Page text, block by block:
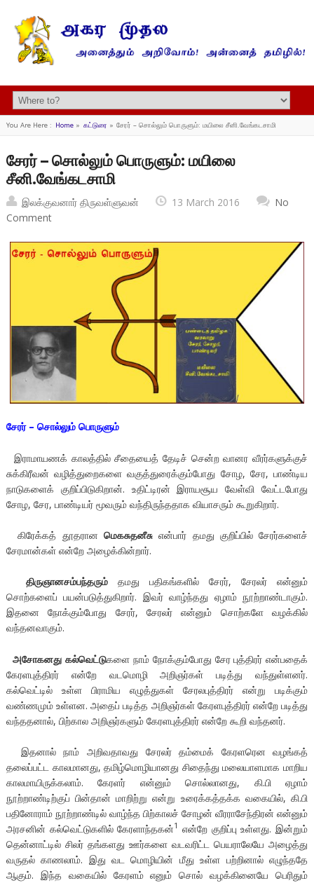
You Are Here : Home» கட்டுரை » சேரர் – சொல்லும் பொருளும்: மயிலை சீனி.வேங்கடசாமி
சேரர் – சொல்லும் பொருளும்: மயிலை
சீனி.வேங்கடசாமி
இலக்குவனார் திருவள்ளுவன் 13 March 2016
No
Comment
சேரர் – சொல்லும் பொருளும்
இராமாயணக் காலத்தில் சீதையைத் தேடிச் சென்ற வானர வீரர்களுக்குச்
சுக்கிரீவன் வழித்துறைகளை வகுத்துரைக்கும்போது சோழ, சேர, பாண்டிய
நாடுகளைக் குறிப்பிடுகிறான். உதிட்டிரன் இராயசூய வேள்வி வேட்டபோது
சோழ, சேர, பாண்டியர் மூவரும் வந்திருந்ததாக வியாசரும் கூறுகிறார்.
கிரேக்கத் தூதரான மெகசுதனீசு என்பார் தமது குறிப்பில் சேரர்களைச்
சேரமான்கள் என்றே அழைக்கின்றார்.
திருஞானசம்பந்தரும்தமது பதிகங்களில் சேரர், சேரலர் என்னும்
சொற்களைப் பயன்படுத்துகிறார். இவர் வாழ்ந்தது ஏழாம் நூற்றாண்டாகும்.
இதனை நோக்கும்போது சேரர், சேரலர் என்னும் சொற்களே வழக்கில்
வந்தனவாகும்.
அசோகனது கல்வெட்டுகளை நாம் நோக்கும்போது சேர புத்திரர் என்பதைக்
கேரளபுத்திரர் என்றே வடமொழி அறிஞர்கள் படித்து வந்துள்ளனர்.
கல்வெட்டில் உள்ள பிராமிய எழுத்துகள் சேரலபுத்திரர் என்று படிக்கும்
வண்ணமும் உள்ளன. அதைப் படித்த அறிஞர்கள் கேரளபுத்திரர் என்றே படித்து
வந்ததனால், பிற்கால அறிஞர்களும் கேரளபுத்திரர் என்றே கூறி வந்தனர்.
இதனால் நாம் அறிவதாவது சேரலர் தம்மைக் கேரளரென வழங்கத்
தலைப்பட்ட காலமானது, தமிழ்மொழியானது சிதைந்து மலையாளமாக மாறிய
காலமாயிருக்கலாம். கேரளர் என்னும் சொல்லானது, கி.பி ஏழாம்
நூற்றாண்டிற்குப் பின்தான் மாறிற்று என்று உரைக்கத்தக்க வகையில், கி.பி
பதினோராம் நூற்றாண்டில் வாழ்ந்த பிற்காலச் சோழன் வீரராசேந்திரன் என்னும்
அரசனின் கல்வெட்டுகளில் கேரளாந்தகன்1 என்றே குறிப்பு உள்ளது. இன்றும்
தென்னாட்டில் சிலர் தங்களது ஊர்களை வடவரிட்ட பெயராலேயே அழைத்து
வருதல் காணலாம். இது வட மொழியின் மீது உள்ள பற்றினால் எழுந்ததே
ஆகும். இந்த வகையில் கேரளம் எனும் சொல் வழக்கினையே பெரிதும்